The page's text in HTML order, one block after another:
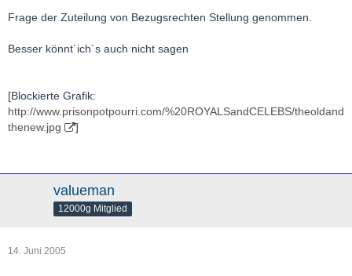
Frage der Zuteilung von Bezugsrechten Stellung genommen.
Besser könnt´ich´s auch nicht sagen
[Blockierte Grafik:
http://www.prisonpotpourri.com/%20ROYALSandCELEBS/theoldand
thenew.jpg
]
valueman
12000g Mitglied
14. Juni 2005